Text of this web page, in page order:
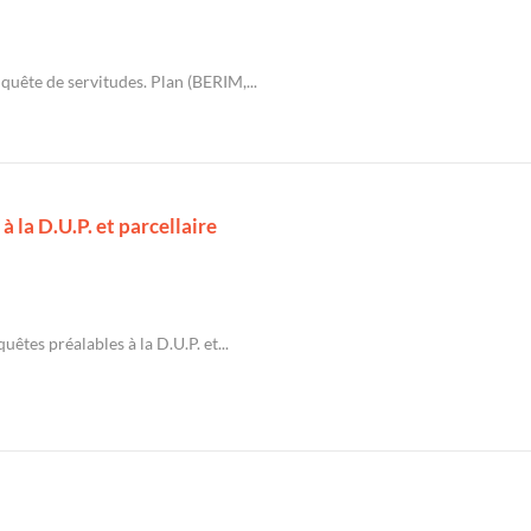
de servitudes. Plan (BERIM,...
la D.U.P. et parcellaire
préalables à la D.U.P. et...